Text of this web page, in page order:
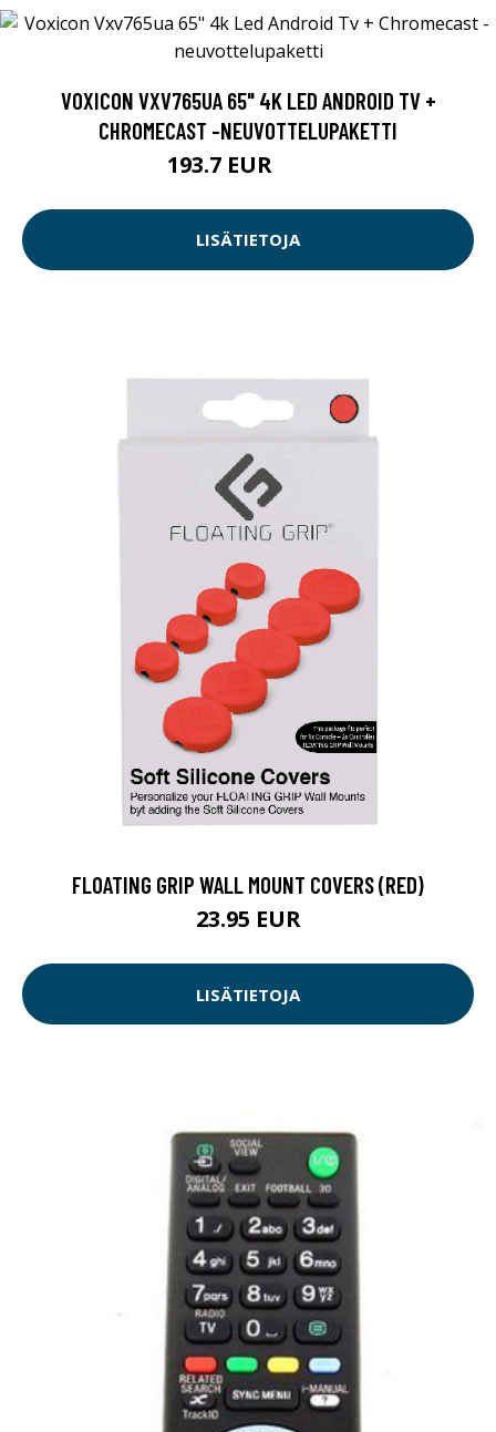
VOXICON VXV765UA 65" 4K LED ANDROID TV +
CHROMECAST -NEUVOTTELUPAKETTI
193.7 EUR
LISÄTIETOJA
FLOATING GRIP WALL MOUNT COVERS (RED)
23.95 EUR
LISÄTIETOJA